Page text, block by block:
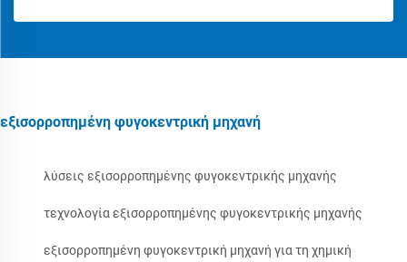
εξισορροπημένη φυγοκεντρική μηχανή
λύσεις εξισορροπημένης φυγοκεντρικής μηχανής
τεχνολογία εξισορροπημένης φυγοκεντρικής μηχανής
εξισορροπημένη φυγοκεντρική μηχανή για τη χημική